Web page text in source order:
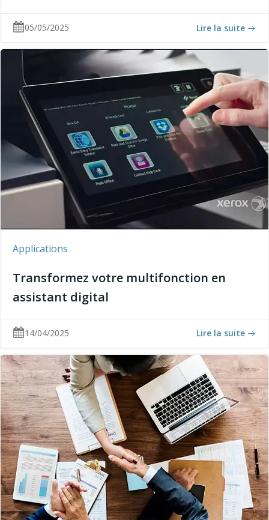
05/05/2025 Lire la suite
Applications
Transformez votre multifonction en
assistant digital
14/04/2025 Lire la suite